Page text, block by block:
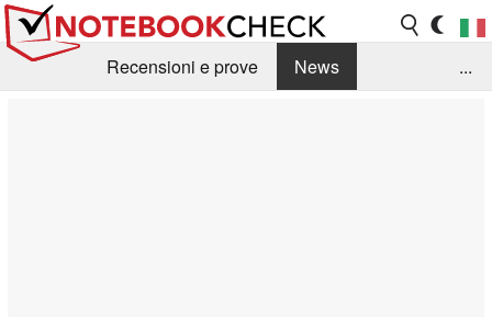
Recensioni e prove
News
...